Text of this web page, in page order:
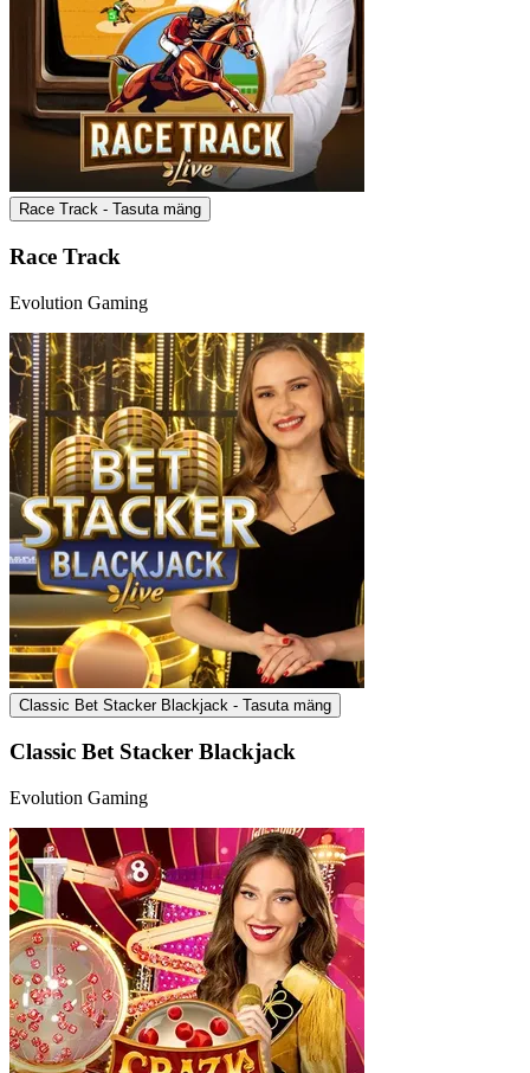
Race Track - Tasuta mäng
Race Track
Evolution Gaming
Classic Bet Stacker Blackjack - Tasuta mäng
Classic Bet Stacker Blackjack
Evolution Gaming